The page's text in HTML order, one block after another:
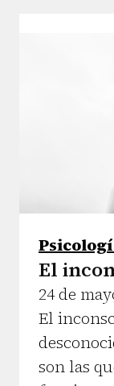
El
24 de
El
son las